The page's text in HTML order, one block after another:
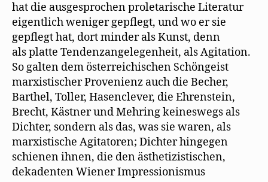
hat die ausgesprochen proletarische Literatur
eigentlich weniger gepflegt, und wo er sie
gepflegt hat, dort minder als Kunst, denn
als platte Tendenzangelegenheit, als Agitation.
So galten dem österreichischen Schöngeist
marxistischer Provenienz auch die Becher,
Barthel, Toller, Hasenclever, die Ehrenstein,
Brecht, Kästner und Mehring keineswegs als
Dichter, sondern als das, was sie waren, als
marxistische Agitatoren; Dichter hingegen
schienen ihnen, die den ästhetizistischen,
dekadenten Wiener Impressionismus